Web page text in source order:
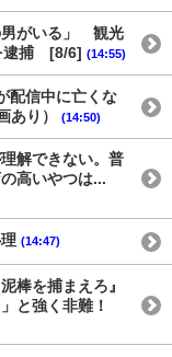
男がいる」 観光
逮捕 [8/6] (14:55)
配信中に亡くな
あり）
(14:50)
解できない。普
高いやつは...
(14:47)
棒を捕まえろ』
と強く非難！